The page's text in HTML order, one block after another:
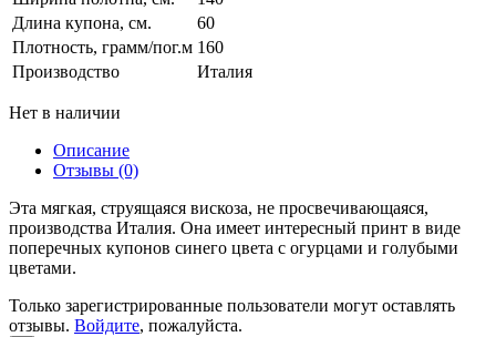
Длина купона, см.
60
Плотность, грамм/пог.м 160
Производство
Италия
Нет в наличии
Описание
Отзывы (0)
Эта мягкая, струящаяся вискоза, не просвечивающаяся,
производства Италия. Она имеет интересный принт в виде
поперечных купонов синего цвета с огурцами и голубыми
цветами.
Только зарегистрированные пользователи могут оставлять
отзывы. Войдите, пожалуйста.